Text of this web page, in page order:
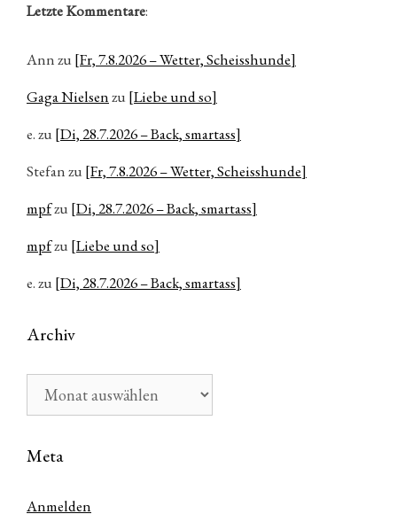
Letzte Kommentare:
Annzu [Fr, 7.8.2026 – Wetter, Scheisshunde]
Gaga Nielsenzu [Liebe und so]
e.zu [Di, 28.7.2026 – Back, smartass]
Stefanzu [Fr, 7.8.2026 – Wetter, Scheisshunde]
mpfzu [Di, 28.7.2026 – Back, smartass]
mpfzu [Liebe und so]
e.zu [Di, 28.7.2026 – Back, smartass]
Archiv
Meta
Anmelden